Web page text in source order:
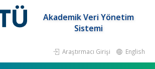
Akademik Veri Yönetim
Sistemi
Araştırmacı Girişi English